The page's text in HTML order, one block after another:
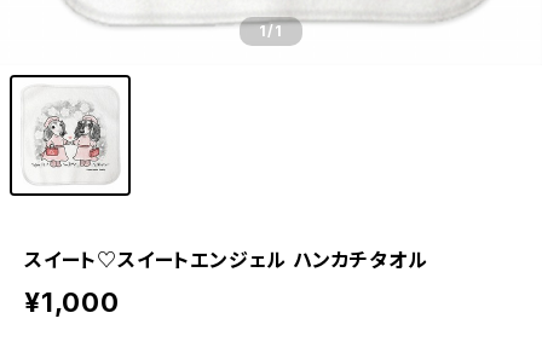
1/1
スイート♡スイートエンジェル ハンカチタオル
¥1,000